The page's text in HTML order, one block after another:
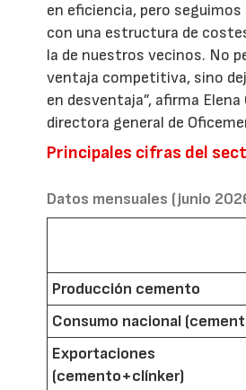
en eficiencia, pero
con una estructura de
la de nuestros vecinos. No
ventaja competitiva, sino
en desventaja”, afirma Elena
directora general de
Principales cifras del
Datos mensuales (junio
Producción cemento
Consumo nacional
Exportaciones
(cemento+clínker)